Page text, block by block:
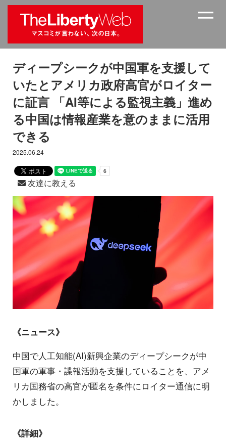
ディープシークが中国軍を支援して
いたとアメリカ政府高官がロイター
に証言 「AI等による監視主義」進め
る中国は情報産業を意のままに活用
できる
2025.06.24
友達に教える
《ニュース》
中国で人工知能(AI)新興企業のディープシークが中
国軍の軍事・諜報活動を支援していることを、アメ
リカ国務省の高官が匿名を条件にロイター通信に明
かしました。
《詳細》